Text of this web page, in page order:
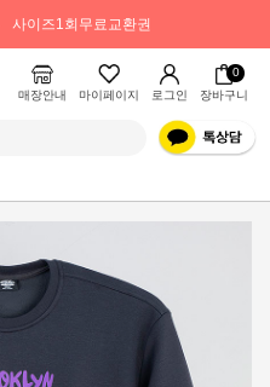
사이즈1회무료교환권
매장안내 마이페이지 로그인
0
장바구니